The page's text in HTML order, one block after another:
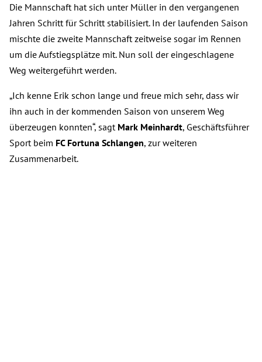
Die Mannschaft hat sich unter Müller in den vergangenen
Jahren Schritt für Schritt stabilisiert. In der laufenden Saison
mischte die zweite Mannschaft zeitweise sogar im Rennen
um die Aufstiegsplätze mit. Nun soll der eingeschlagene
Weg weitergeführt werden.
„Ich kenne Erik schon lange und freue mich sehr, dass wir
ihn auch in der kommenden Saison von unserem Weg
überzeugen konnten“, sagt Mark Meinhardt, Geschäftsführer
Sport beim FC Fortuna Schlangen, zur weiteren
Zusammenarbeit.